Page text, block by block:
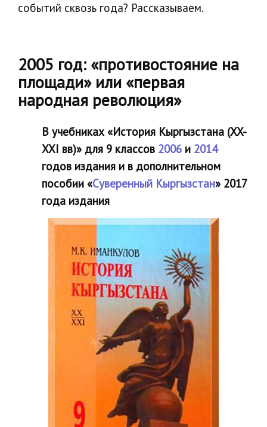
событий сквозь года? Рассказываем.
2005 год: «‎противостояние на
площади» или «‎первая
народная революция»
В учебниках «‎История Кыргызстана (XX-
XXI вв)» для 9 классов 2006 и 2014
годов издания и в дополнительном
пособии «‎Суверенный Кыргызстан» 2017
года издания